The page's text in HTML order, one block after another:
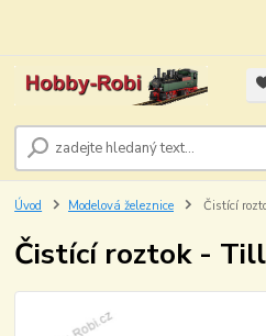
Úvod Modelová železnice Čistící
Čistící roztok -